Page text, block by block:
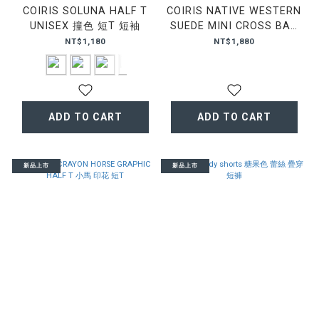
COIRIS SOLUNA HALF T
UNISEX 撞色 短T 短袖
NT$1,180
ADD TO CART
COIRIS NATIVE WESTERN
SUEDE MINI CROSS BAG
麂皮 迷你 斜背包
NT$1,880
ADD TO CART
新品上市 新品上市